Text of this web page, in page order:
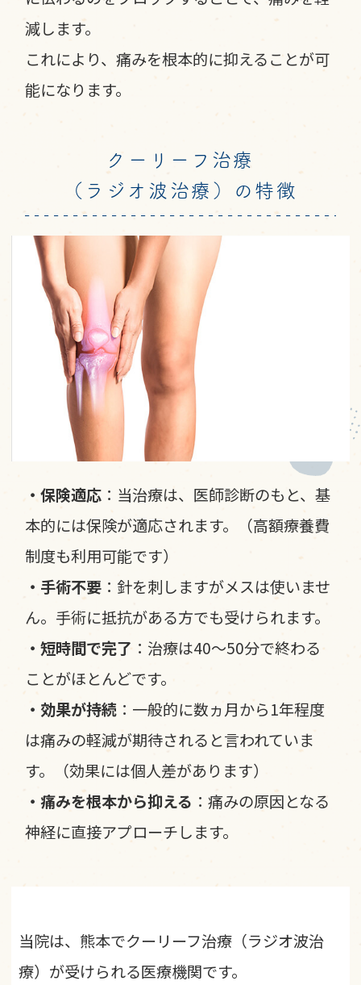
減します。
これにより、痛みを根本的に抑えることが可
能になります。
クーリーフ治療
（ラジオ波治療）の特徴
・保険適応 ：当治療は、医師診断のもと、基
本的には保険が適応されます。（高額療養費
制度も利用可能です）
・手術不要 ：針を刺しますがメスは使いませ
ん。手術に抵抗がある方でも受けられます。
・短時間で完了 ：治療は40～50分で終わる
ことがほとんどです。
・効果が持続 ：一般的に数ヵ月から1年程度
は痛みの軽減が期待されると言われていま
す。（効果には個人差があります）
・痛みを根本から抑える ：痛みの原因となる
神経に直接アプローチします。
当院は、熊本でクーリーフ治療（ラジオ波治
療）が受けられる医療機関です。